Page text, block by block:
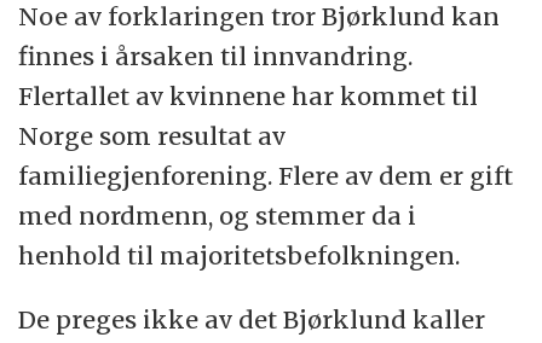
Noe av forklaringen tror Bjørklund kan
finnes i årsaken til innvandring.
Flertallet av kvinnene har kommet til
Norge som resultat av
familiegjenforening. Flere av dem er gift
med nordmenn, og stemmer da i
henhold til majoritetsbefolkningen.
De preges ikke av det Bjørklund kaller